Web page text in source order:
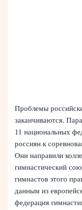
Проблемы
заканчиваются.
11 национальных
россиян к
Они направили
гимнастический
гимнастов этого
данным из
федерация